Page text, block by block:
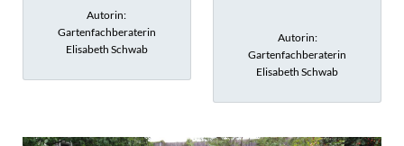
Autorin:
Gartenfachberaterin
Elisabeth Schwab
Autorin:
Gartenfachberaterin
Elisabeth Schwab